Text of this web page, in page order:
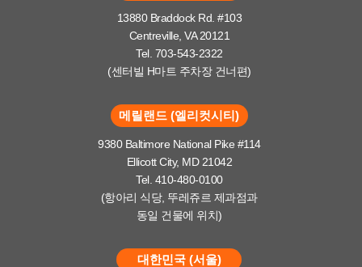
13880 Braddock Rd. #103
Centreville, VA 20121
Tel. 703-543-2322
(센터빌 H마트 주차장 건너편)
메릴랜드 (엘리컷시티)
9380 Baltimore National Pike #114
Ellicott City, MD 21042
Tel. 410-480-0100
(항아리 식당, 뚜레쥬르 제과점과
동일 건물에 위치)
대한민국 (서울)